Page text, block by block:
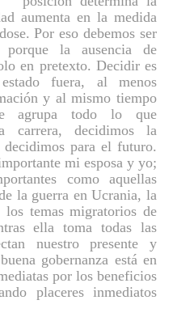
aumenta en la medida
Por eso debemos ser
la ausencia de
en pretexto. Decidir es
fuera, al menos
y al mismo tiempo
agrupa todo lo que
carrera, decidimos la
para el futuro.
mi esposa y yo;
como aquellas
la guerra en Ucrania, la
temas migratorios de
ella toma todas las
nuestro presente y
gobernanza está en
por los beneficios
placeres inmediatos